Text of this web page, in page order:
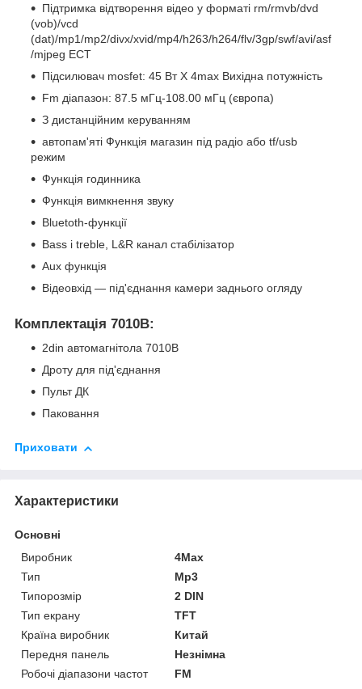
Підтримка відтворення відео у форматі rm/rmvb/dvd
(vob)/vcd
(dat)/mp1/mp2/divx/xvid/mp4/h263/h264/flv/3gp/swf/avi/asf
/mjpeg ЕСТ
Підсилювач mosfet: 45 Вт X 4max Вихідна потужність
Fm діапазон: 87.5 мГц-108.00 мГц (європа)
З дистанційним керуванням
автопам'яті Функція магазин під радіо або tf/usb
режим
Функція годинника
Функція вимкнення звуку
Bluetoth-функції
Bass і treble, L&R канал стабілізатор
Aux функція
Відеовхід — під'єднання камери заднього огляду
Комплектація 7010B:
2din автомагнітола 7010B
Дроту для під'єднання
Пульт ДК
Паковання
Приховати
Характеристики
Основні
Виробник
4Max
Тип
Mp3
Типорозмір
2 DIN
Тип екрану
TFT
Країна виробник
Китай
Передня панель
Незнімна
Робочі діапазони частот
FM